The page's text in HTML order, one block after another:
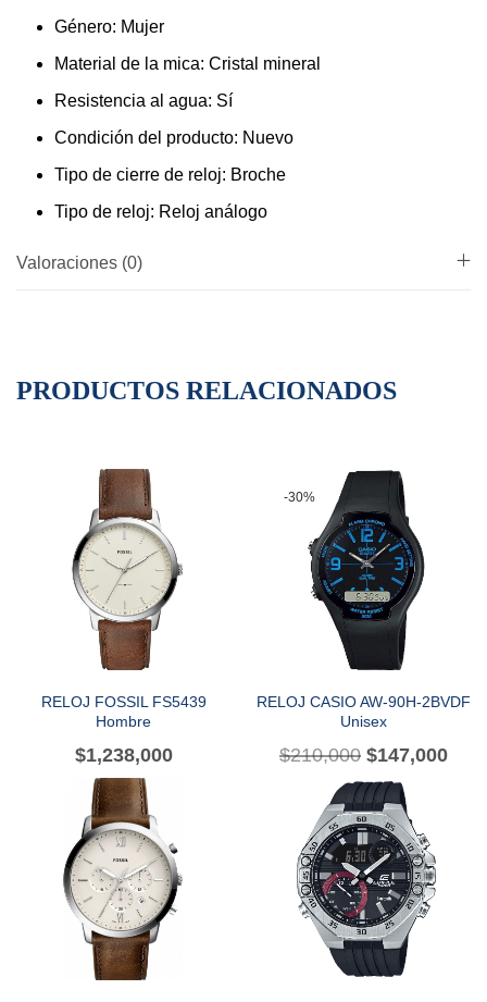
Género: Mujer
Material de la mica: Cristal mineral
Resistencia al agua: Sí
Condición del producto: Nuevo
Tipo de cierre de reloj: Broche
Tipo de reloj: Reloj análogo
Valoraciones (0)
PRODUCTOS RELACIONADOS
RELOJ FOSSIL FS5439
Hombre
$1,238,000
-30%
RELOJ CASIO AW-90H-2BVDF
Unisex
$210,000 $147,000